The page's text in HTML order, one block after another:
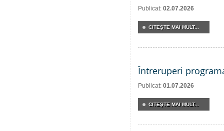
Publicat: 02.07.2026
CITEŞTE MAI MULT...
Întreruperi
Publicat: 01.07.2026
CITEŞTE MAI MULT...